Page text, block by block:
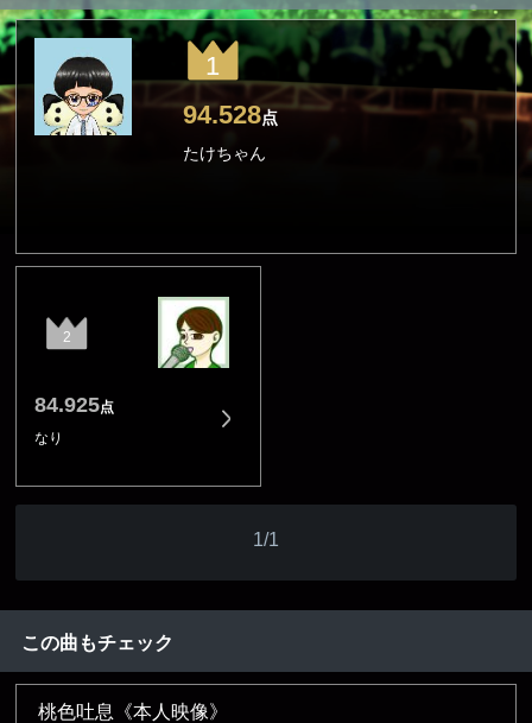
1
94.528点
たけちゃん
2
84.925点
なり
1/1
この曲もチェック
桃色吐息《本人映像》